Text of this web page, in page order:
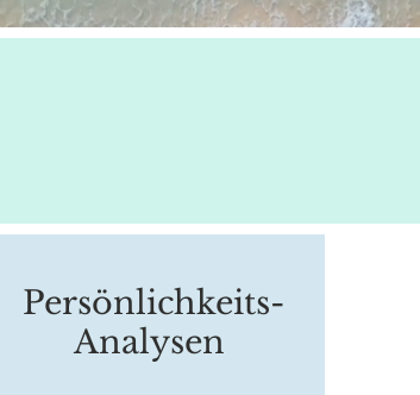
Persönlichkeits-
Analysen